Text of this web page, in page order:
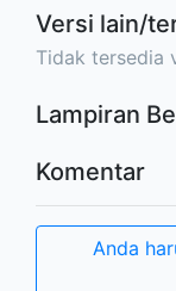
Versi lain/
Tidak tersedia
Lampiran
Komentar
Anda